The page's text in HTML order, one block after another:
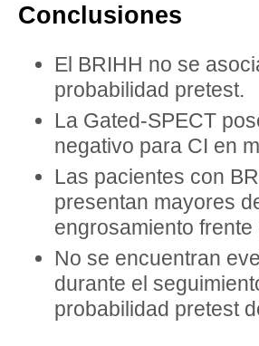
Conclusiones
El BRIHH no se
probabilidad pretest.
La Gated-SPECT
negativo para CI en
Las pacientes con
presentan mayores
engrosamiento
No se encuentran
durante el
probabilidad pretest